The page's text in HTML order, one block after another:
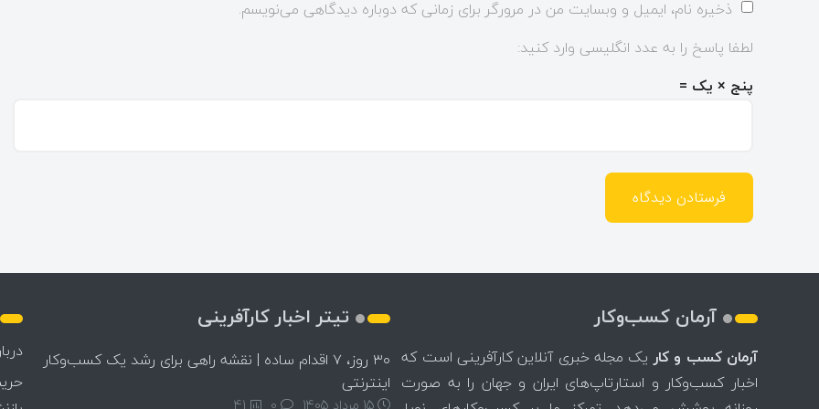
ذخیره نام، ایمیل و وبسایت من در مرورگر برای زمانی که دوباره دیدگاهی می‌نویسم.
لطفا پاسخ را به عدد انگلیسی وارد کنید:
پنج × یک =
آرمان کسب‌وکار
آرمان کسب و کاریک مجله خبری آنلاین کارآفرینی است که
اخبار کسب‌وکار و استارتاپ‌های ایران و جهان را به صورت
تیتر اخبار کارآفرینی
۳۰ روز، ۷ اقدام ساده | نقشه راهی برای رشد یک کسب‌وکار
اینترنتی